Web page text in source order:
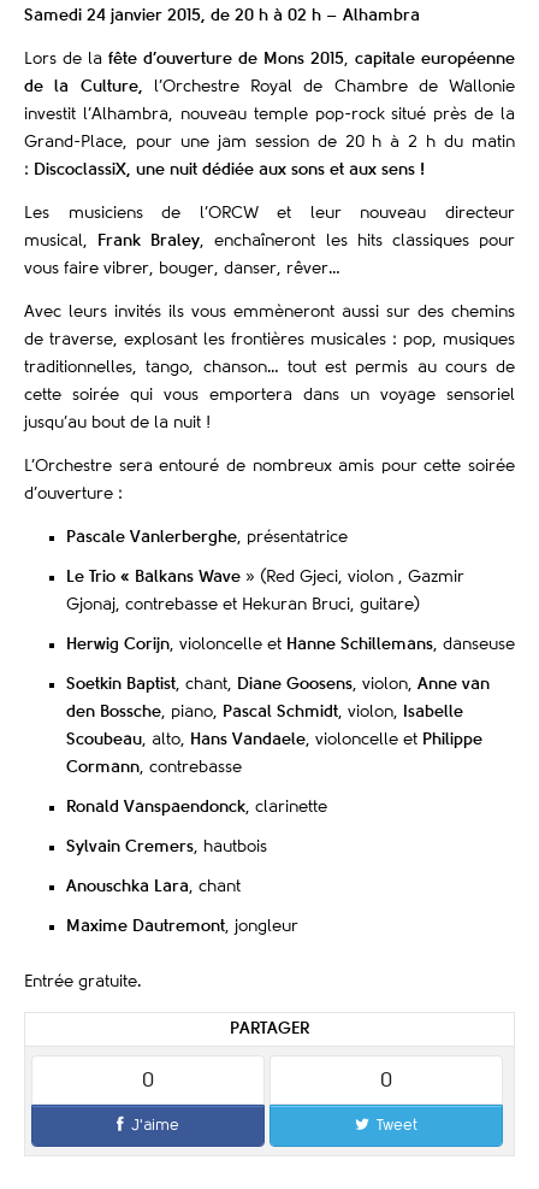
Samedi 24 janvier 2015, de 20 h à 02 h – Alhambra
Lors de la fête d’ouverture de Mons 2015, capitale européenne
de la Culture, l’Orchestre Royal de Chambre de Wallonie
investit l’Alhambra, nouveau temple pop-rock situé près de la
Grand-Place, pour une jam session de 20 h à 2 h du matin
: DiscoclassiX, une nuit dédiée aux sons et aux sens !
Les musiciens de l’ORCW et leur nouveau directeur
musical,
Frank Braley, enchaîneront les hits classiques pour
vous faire vibrer, bouger, danser, rêver…
Avec leurs invités ils vous emmèneront aussi sur des chemins
de traverse, explosant les frontières musicales : pop, musiques
traditionnelles, tango, chanson… tout est permis au cours de
cette soirée qui vous emportera dans un voyage sensoriel
jusqu’au bout de la nuit !
L’Orchestre sera entouré de nombreux amis pour cette soirée
d’ouverture :
Pascale Vanlerberghe, présentatrice
Le Trio « Balkans Wave » (Red Gjeci, violon , Gazmir
Gjonaj, contrebasse et Hekuran Bruci, guitare)
Herwig Corijn, violoncelle et Hanne Schillemans, danseuse
Soetkin Baptist, chant, Diane Goosens, violon, Anne van
den Bossche, piano, Pascal Schmidt, violon,
Isabelle
Scoubeau, alto, Hans Vandaele, violoncelle et Philippe
Cormann, contrebasse
Ronald Vanspaendonck, clarinette
Sylvain Cremers, hautbois
Anouschka Lara, chant
Maxime Dautremont, jongleur
Entrée gratuite.
PARTAGER
0
J'aime
0
Tweet